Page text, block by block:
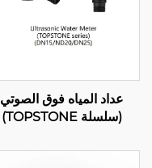
عداد المياه فوق الصوتي
(سلسلة TOPSTONE)